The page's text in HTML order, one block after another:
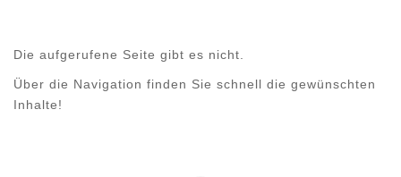
Die aufgerufene Seite gibt es nicht.
Über die Navigation finden Sie schnell die gewünschten
Inhalte!